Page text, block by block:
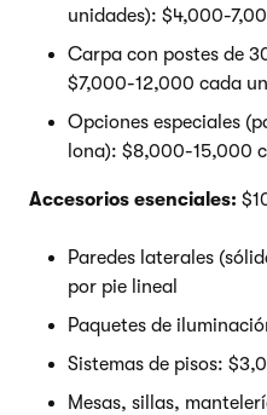
unidades): $4,000-
Carpa con postes de
$7,000-12,000 cada
Opciones especiales
lona): $8,000-15,000
Accesorios esenciales:
Paredes laterales
por pie lineal
Paquetes de
Sistemas de pisos:
Mesas, sillas,